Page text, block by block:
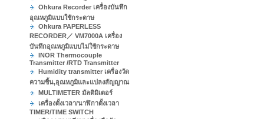
Ohkura Recorder เครื่องบันทึก
อุณหภูมิแบบใช้กระดาษ
Ohkura PAPERLESS
RECORDER／ VM7000A เครื่อง
บันทึกอุณหภูมิแบบไม่ใช้กระดาษ
INOR Thermocouple
Transmitter /RTD Transmitter
Humidity transmitter เครื่องวัด
ความชื้น,อุณหภูมิและแปลงสัญญาณ
MULTIMETER มัลติมิเตอร์
เครื่องตั้งเวลา/นาฬิกาตั้งเวลา
TIMER/TIME SWITCH